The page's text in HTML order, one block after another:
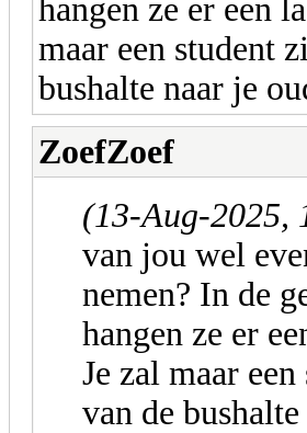
hangen ze er een
maar een student
bushalte naar je
ZoefZoef
(13-Aug-2025,
van jou wel
nemen? In de
hangen ze er
Je zal maar
van de